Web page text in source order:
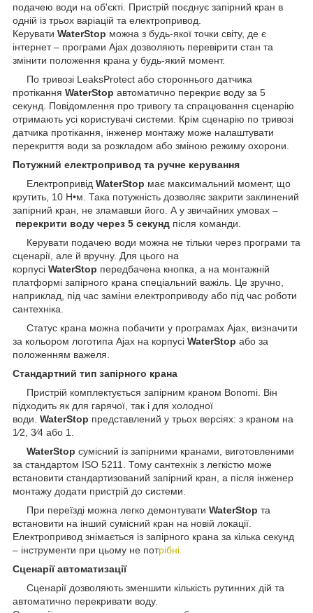
подачею води на об'єкті. Пристрій поєднує запірний кран в
одній із трьох варіацій та електропривод.
Керувати WaterStop можна з будь-якої точки світу, де є
інтернет – програми Ajax дозволяють перевірити стан та
змінити положення крана у будь-який момент.
По тривозі LeaksProtect або стороннього датчика
протікання WaterStop автоматично перекриє воду за 5
секунд. Повідомлення про тривогу та спрацювання сценарію
отримають усі користувачі системи. Крім сценарію по тривозі
датчика протікання, інженер монтажу може налаштувати
перекриття води за розкладом або зміною режиму охорони.
Потужний електропривод та ручне керування
Електропривід WaterStop має максимальний момент, що
крутить, 10 Н•м. Така потужність дозволяє закрити заклинений
запірний кран, не зламавши його. А у звичайних умовах –
перекрити воду через 5 секунд після команди.
Керувати подачею води можна не тільки через програми та
сценарії, але й вручну. Для цього на
корпусі WaterStop передбачена кнопка, а на монтажній
платформі запірного крана спеціальний важіль. Це зручно,
наприклад, під час заміни електроприводу або під час роботи
сантехніка.
Статус крана можна побачити у програмах Ajax, визначити
за кольором логотипа Ajax на корпусі WaterStop або за
положенням важеля.
Стандартний тип запірного крана
Пристрій комплектується запірним краном Bonomi. Він
підходить як для гарячої, так і для холодної
води. WaterStop представлений у трьох версіях: з краном на
1⁄2, 3⁄4 або 1.
WaterStop сумісний із запірними кранами, виготовленими
за стандартом ISO 5211. Тому сантехнік з легкістю може
встановити стандартизований запірний кран, а після інженер
монтажу додати пристрій до системи.
При переїзді можна легко демонтувати WaterStop та
встановити на інший сумісний кран на новій локації.
Електропривод знімається із запірного крана за кілька секунд
– інструменти при цьому не потрібні.
Сценарії автоматизації
Сценарії дозволяють зменшити кількість рутинних дій та
автоматично перекривати воду.